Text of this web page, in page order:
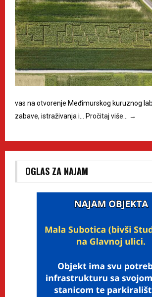
vas na otvorenje Međimurskog kuruznog
zabave, istraživanja i…
Pročitaj više… →
OGLAS ZA NAJAM